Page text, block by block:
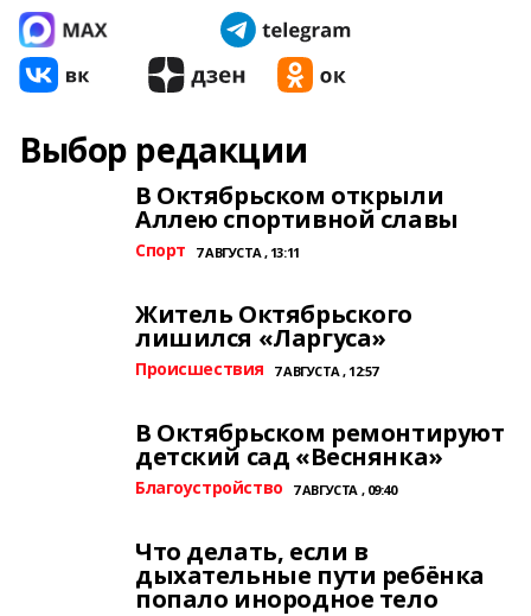
Выбор редакции
В Октябрьском открыли
Аллею спортивной славы
Спорт 7 АВГУСТА , 13:11
Житель Октябрьского
лишился «Ларгуса»
Происшествия 7 АВГУСТА , 12:57
В Октябрьском ремонтируют
детский сад «Веснянка»
Благоустройство 7 АВГУСТА , 09:40
Что делать, если в
дыхательные пути ребёнка
попало инородное тело